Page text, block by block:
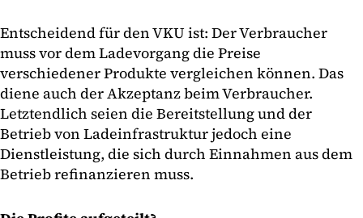
Entscheidend für den VKU ist: Der Verbraucher
muss vor dem Ladevorgang die Preise
verschiedener Produkte vergleichen können. Das
diene auch der Akzeptanz beim Verbraucher.
Letztendlich seien die Bereitstellung und der
Betrieb von Ladeinfrastruktur jedoch eine
Dienstleistung, die sich durch Einnahmen aus dem
Betrieb refinanzieren muss.